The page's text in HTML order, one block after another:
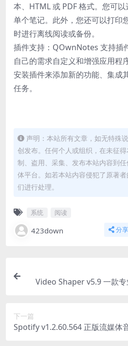
本、HTML 或 PDF 格式。您可
单个笔记。此外，您还可以打印
时进行离线阅读或备份。
插件支持：QOwnNotes 支持插
自己的需求自定义和增强应用程
安装插件来添加新的功能、集成
任务。
声明：本站所有文章，如无特殊
创发布。任何个人或组织，在未征
制、盗用、采集、发布本站内容到
体平台。如若本站内容侵犯了原著
们进行处理。
系统 阅读
423down 分享
Video Shaper v5.9 一款
下一篇
Spotify v1.2.60.564 正版流媒体